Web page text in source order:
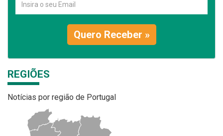
Quero Receber »
REGIÕES
Notícias por região de Portugal